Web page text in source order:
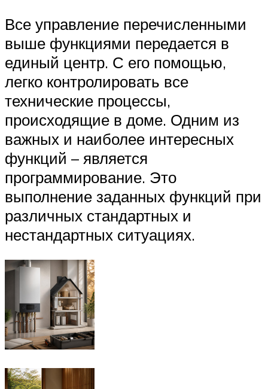
Все управление перечисленными
выше функциями передается в
единый центр. С его помощью,
легко контролировать все
технические процессы,
происходящие в доме. Одним из
важных и наиболее интересных
функций – является
программирование. Это
выполнение заданных функций при
различных стандартных и
нестандартных ситуациях.